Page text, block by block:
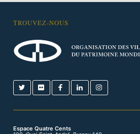
TROUVEZ-NOUS
Espace Quatre Cents